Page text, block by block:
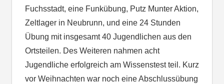
Fuchsstadt, eine Funkübung, Putz Munter Aktion,
Zeltlager in Neubrunn, und eine 24 Stunden
Übung mit insgesamt 40 Jugendlichen aus den
Ortsteilen. Des Weiteren nahmen acht
Jugendliche erfolgreich am Wissenstest teil. Kurz
vor Weihnachten war noch eine Abschlussübung